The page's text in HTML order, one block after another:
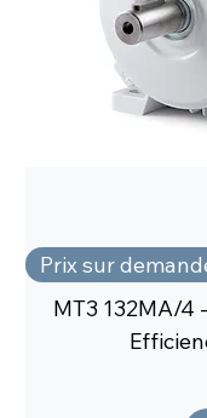
Prix sur
MT3 132MA/4